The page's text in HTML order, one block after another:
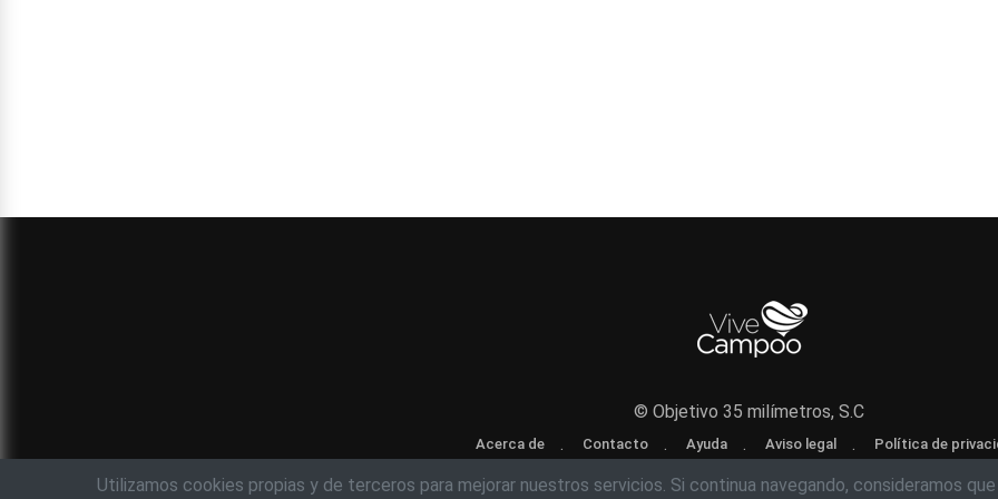
Utilizamos cookies propias y de terceros para mejorar nuestros servicios. Si continua navegando, consideramos
© Objetivo 35 milímetros, S.C
Acerca de Contacto Ayuda Aviso legal Política de